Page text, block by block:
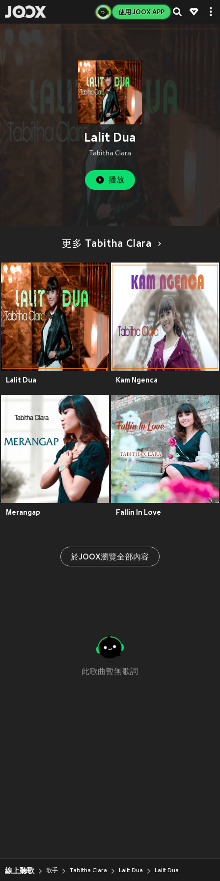
使用 JOOX APP
Lalit Dua
Tabitha Clara
播放
更多 Tabitha Clara
Lalit Dua Kam Ngenca
Merangap Fallin In Love
於JOOX瀏覽全部內容
此歌曲暫無歌詞
線上聽歌 歌手 Tabitha Clara Lalit Dua Lalit Dua